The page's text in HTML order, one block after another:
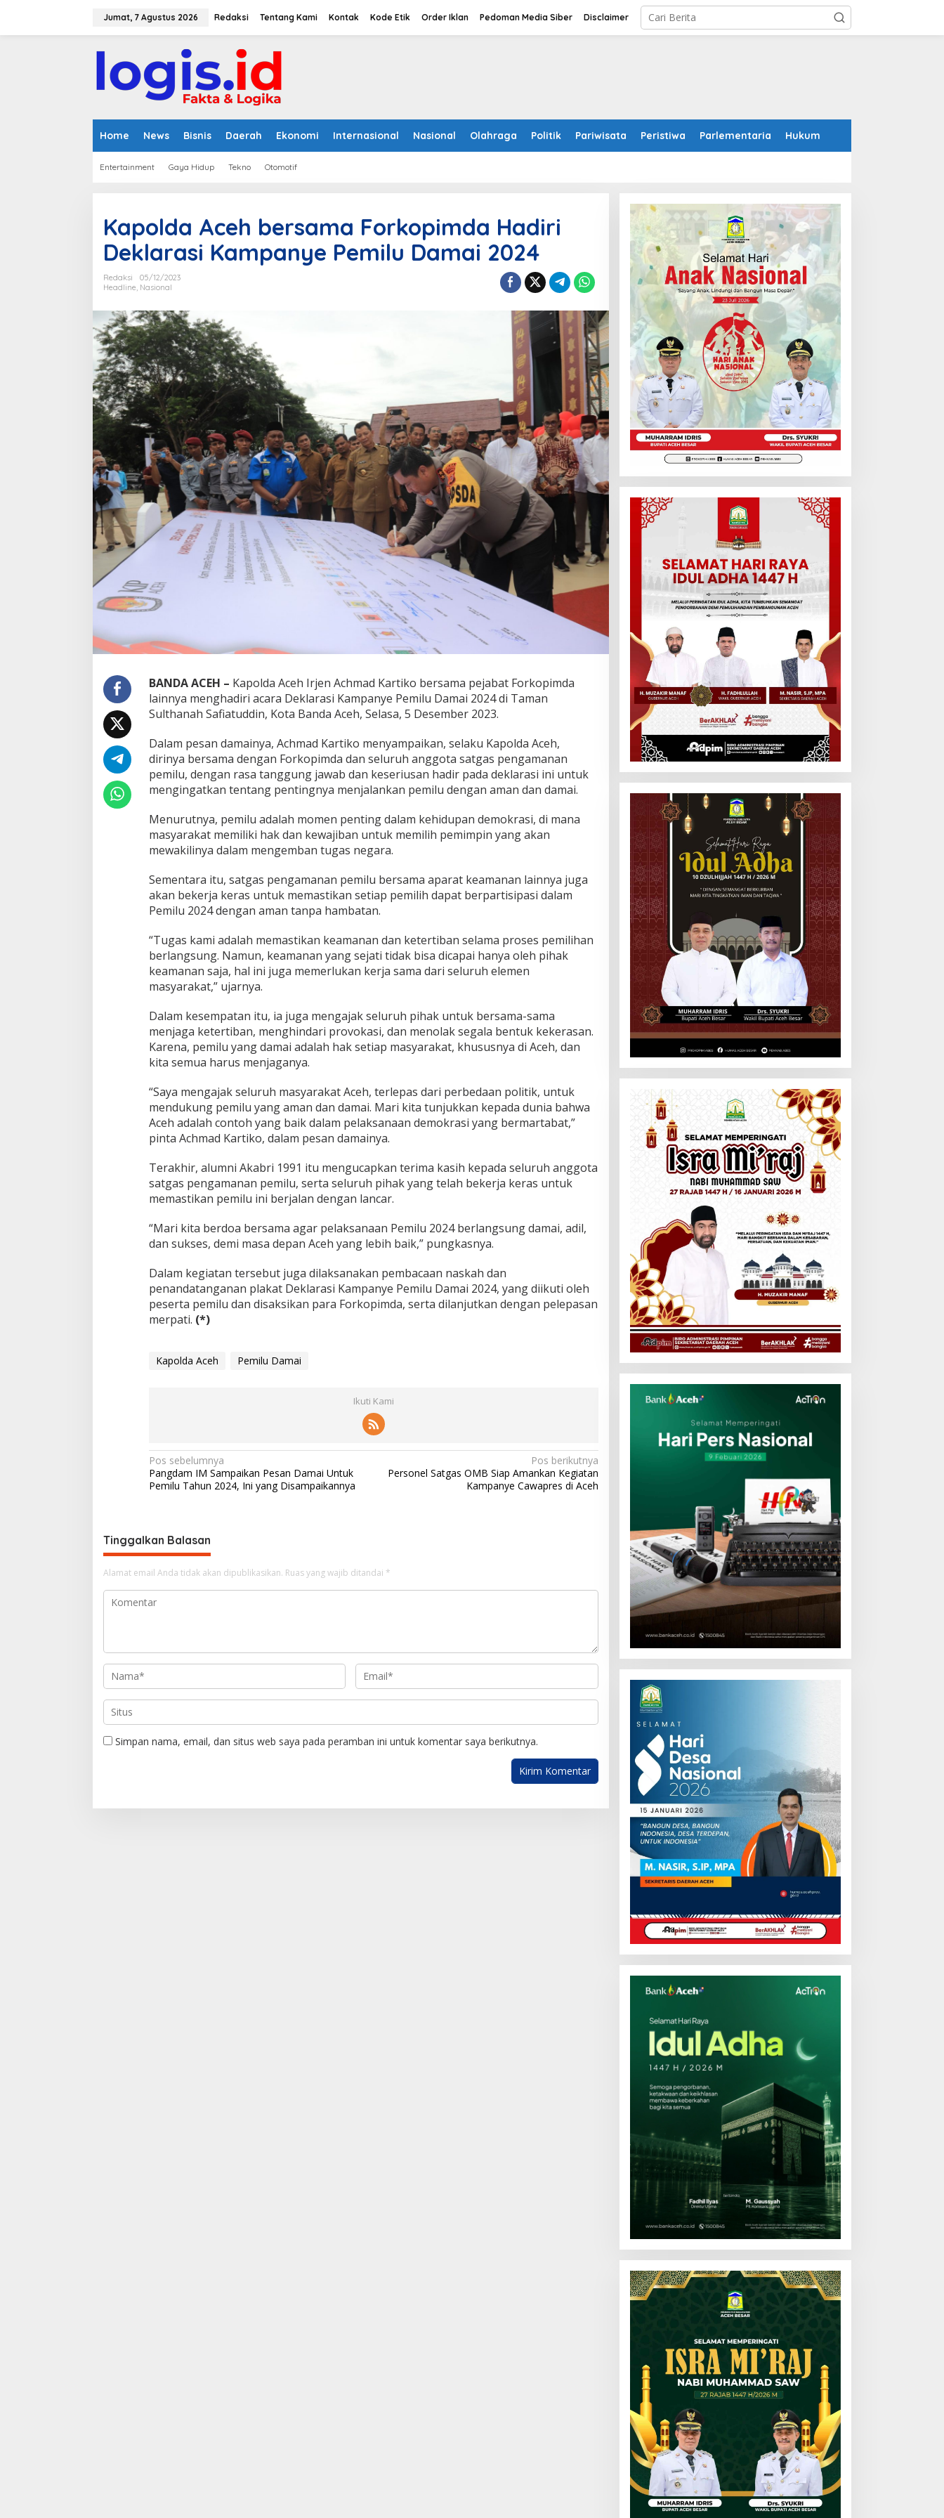
Jumat, 7 Agustus 2026 Redaksi Tentang Kami Kontak Kode Etik Order Iklan Pedoman Media Siber Disclaimer
Home News Bisnis Daerah Ekonomi Internasional Nasional Olahraga Politik Pariwisata Peristiwa Parlementaria Hukum
Entertainment Gaya Hidup Tekno Otomotif
Kapolda Aceh bersama Forkopimda Hadiri
Deklarasi Kampanye Pemilu Damai 2024
Redaksi
05/12/2023
Headline, Nasional
BANDA ACEH – Kapolda Aceh Irjen Achmad Kartiko bersama pejabat Forkopimda
lainnya menghadiri acara Deklarasi Kampanye Pemilu Damai 2024 di Taman
Sulthanah Safiatuddin, Kota Banda Aceh, Selasa, 5 Desember 2023.
Dalam pesan damainya, Achmad Kartiko menyampaikan, selaku Kapolda Aceh,
dirinya bersama dengan Forkopimda dan seluruh anggota satgas pengamanan
pemilu, dengan rasa tanggung jawab dan keseriusan hadir pada deklarasi ini untuk
mengingatkan tentang pentingnya menjalankan pemilu dengan aman dan damai.
Menurutnya, pemilu adalah momen penting dalam kehidupan demokrasi, di mana
masyarakat memiliki hak dan kewajiban untuk memilih pemimpin yang akan
mewakilinya dalam mengemban tugas negara.
Sementara itu, satgas pengamanan pemilu bersama aparat keamanan lainnya juga
akan bekerja keras untuk memastikan setiap pemilih dapat berpartisipasi dalam
Pemilu 2024 dengan aman tanpa hambatan.
“Tugas kami adalah memastikan keamanan dan ketertiban selama proses pemilihan
berlangsung. Namun, keamanan yang sejati tidak bisa dicapai hanya oleh pihak
keamanan saja, hal ini juga memerlukan kerja sama dari seluruh elemen
masyarakat,” ujarnya.
Dalam kesempatan itu, ia juga mengajak seluruh pihak untuk bersama-sama
menjaga ketertiban, menghindari provokasi, dan menolak segala bentuk kekerasan.
Karena, pemilu yang damai adalah hak setiap masyarakat, khususnya di Aceh, dan
kita semua harus menjaganya.
“Saya mengajak seluruh masyarakat Aceh, terlepas dari perbedaan politik, untuk
mendukung pemilu yang aman dan damai. Mari kita tunjukkan kepada dunia bahwa
Aceh adalah contoh yang baik dalam pelaksanaan demokrasi yang bermartabat,”
pinta Achmad Kartiko, dalam pesan damainya.
Terakhir, alumni Akabri 1991 itu mengucapkan terima kasih kepada seluruh anggota
satgas pengamanan pemilu, serta seluruh pihak yang telah bekerja keras untuk
memastikan pemilu ini berjalan dengan lancar.
“Mari kita berdoa bersama agar pelaksanaan Pemilu 2024 berlangsung damai, adil,
dan sukses, demi masa depan Aceh yang lebih baik,” pungkasnya.
Dalam kegiatan tersebut juga dilaksanakan pembacaan naskah dan
penandatanganan plakat Deklarasi Kampanye Pemilu Damai 2024, yang diikuti oleh
peserta pemilu dan disaksikan para Forkopimda, serta dilanjutkan dengan pelepasan
merpati. (*)
Kapolda Aceh Pemilu Damai
Ikuti Kami
N
a
g
a
s
i
s
Pos sebelumnya
Pangdam IM Sampaikan Pesan Damai Untuk
Pemilu Tahun 2024, Ini yang Disampaikannya
Pos berikutnya
Personel Satgas OMB Siap Amankan Kegiatan
Kampanye Cawapres di Aceh
Tinggalkan Balasan
Alamat email Anda tidak akan dipublikasikan. Ruas yang wajib ditandai *
Simpan nama, email, dan situs web saya pada peramban ini untuk komentar saya berikutnya.